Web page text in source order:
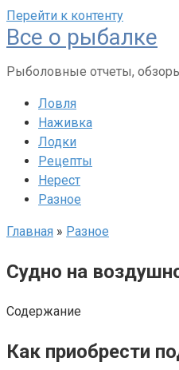
Перейти к контенту
Все о рыбалке
Рыболовные отчеты,
Ловля
Наживка
Лодки
Рецепты
Нерест
Разное
Главная » Разное
Судно на
Содержание
Как приобрести